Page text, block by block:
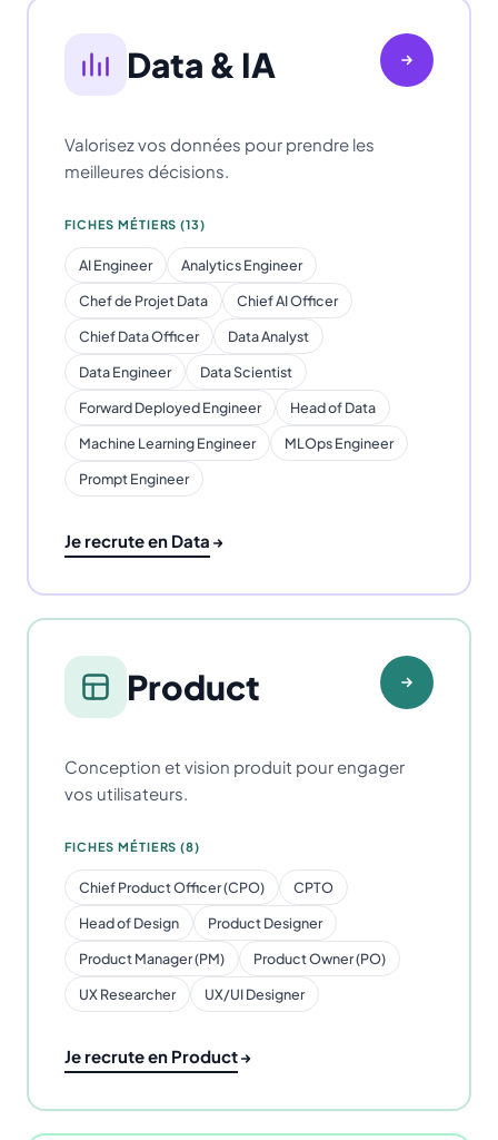
Data & IA
Valorisez vos données pour prendre les
meilleures décisions.
FICHES MÉTIERS (13)
AI Engineer
Analytics Engineer
Chef de Projet Data
Chief AI Officer
Chief Data Officer
Data Analyst
Data Engineer
Data Scientist
Forward Deployed Engineer
Head of Data
Machine Learning Engineer
MLOps Engineer
Prompt Engineer
Je recrute en Data
Product
Conception et vision produit pour engager
vos utilisateurs.
FICHES MÉTIERS (8)
Chief Product Officer (CPO)
CPTO
Head of Design
Product Designer
Product Manager (PM)
Product Owner (PO)
UX Researcher
UX/UI Designer
Je recrute en Product